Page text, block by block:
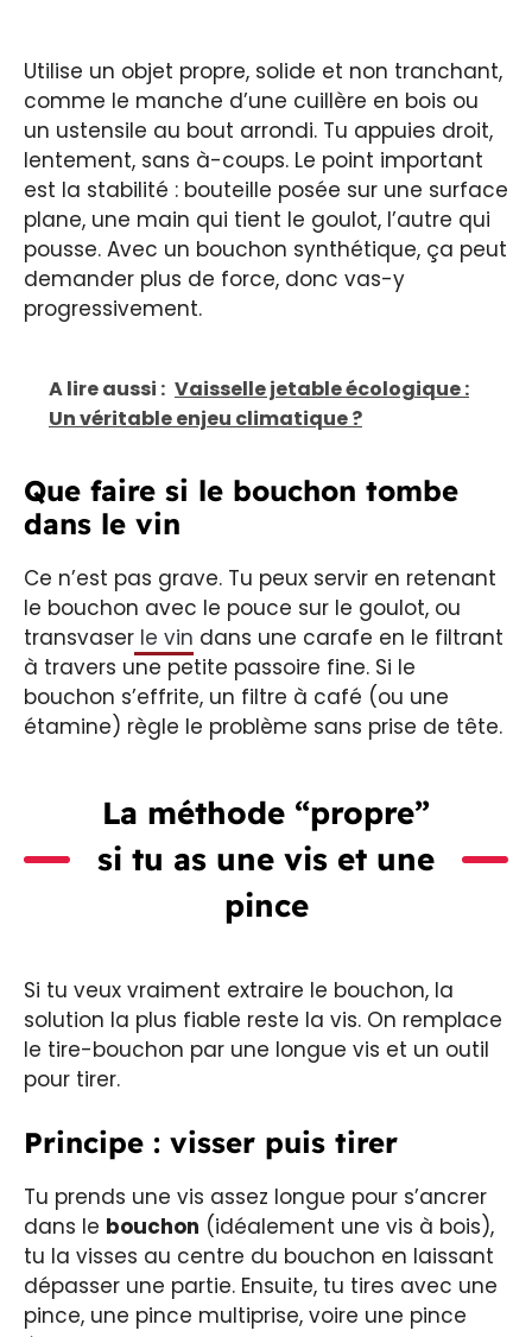
Utilise un objet propre, solide et non tranchant,
comme le manche d’une cuillère en bois ou
un ustensile au bout arrondi. Tu appuies droit,
lentement, sans à-coups. Le point important
est la stabilité : bouteille posée sur une surface
plane, une main qui tient le goulot, l’autre qui
pousse. Avec un bouchon synthétique, ça peut
demander plus de force, donc vas-y
progressivement.
A lire aussi : Vaisselle jetable écologique :
Un véritable enjeu climatique ?
Que faire si le bouchon tombe
dans le vin
Ce n’est pas grave. Tu peux servir en retenant
le bouchon avec le pouce sur le goulot, ou
transvaser le vin dans une carafe en le filtrant
à travers une petite passoire fine. Si le
bouchon s’effrite, un filtre à café (ou une
étamine) règle le problème sans prise de tête.
La méthode “propre”
si tu as une vis et une
pince
Si tu veux vraiment extraire le bouchon, la
solution la plus fiable reste la vis. On remplace
le tire-bouchon par une longue vis et un outil
pour tirer.
Principe : visser puis tirer
Tu prends une vis assez longue pour s’ancrer
dans le bouchon (idéalement une vis à bois),
tu la visses au centre du bouchon en laissant
dépasser une partie. Ensuite, tu tires avec une
pince, une pince multiprise, voire une pince